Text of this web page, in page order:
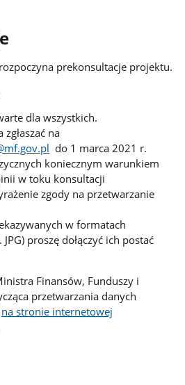
prekonsultacje projektu.
dla wszystkich.
na
do 1 marca 2021 r.
koniecznym warunkiem
w toku konsultacji
zgody na przetwarzanie
w formatach
proszę dołączyć ich postać
Finansów, Funduszy i
przetwarzania danych
na stronie internetowej